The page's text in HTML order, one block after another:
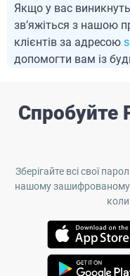
Якщо у вас
зв’яжіться з нашою
клієнтів за адресою
допомогти вам із
Спробуйте
Зберігайте всі свої
нашому зашифрованому